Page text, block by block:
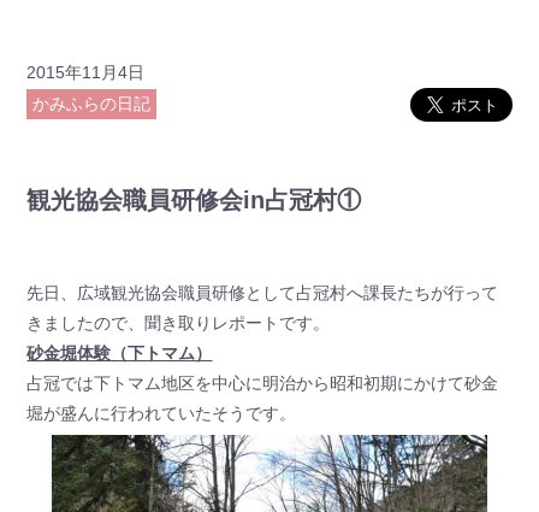
2015年11月4日
かみふらの日記
観光協会職員研修会in占冠村①
先日、広域観光協会職員研修として占冠村へ課長たちが行って
きましたので、聞き取りレポートです。
砂金堀体験（下トマム）
占冠では下トマム地区を中心に明治から昭和初期にかけて砂金
堀が盛んに行われていたそうです。